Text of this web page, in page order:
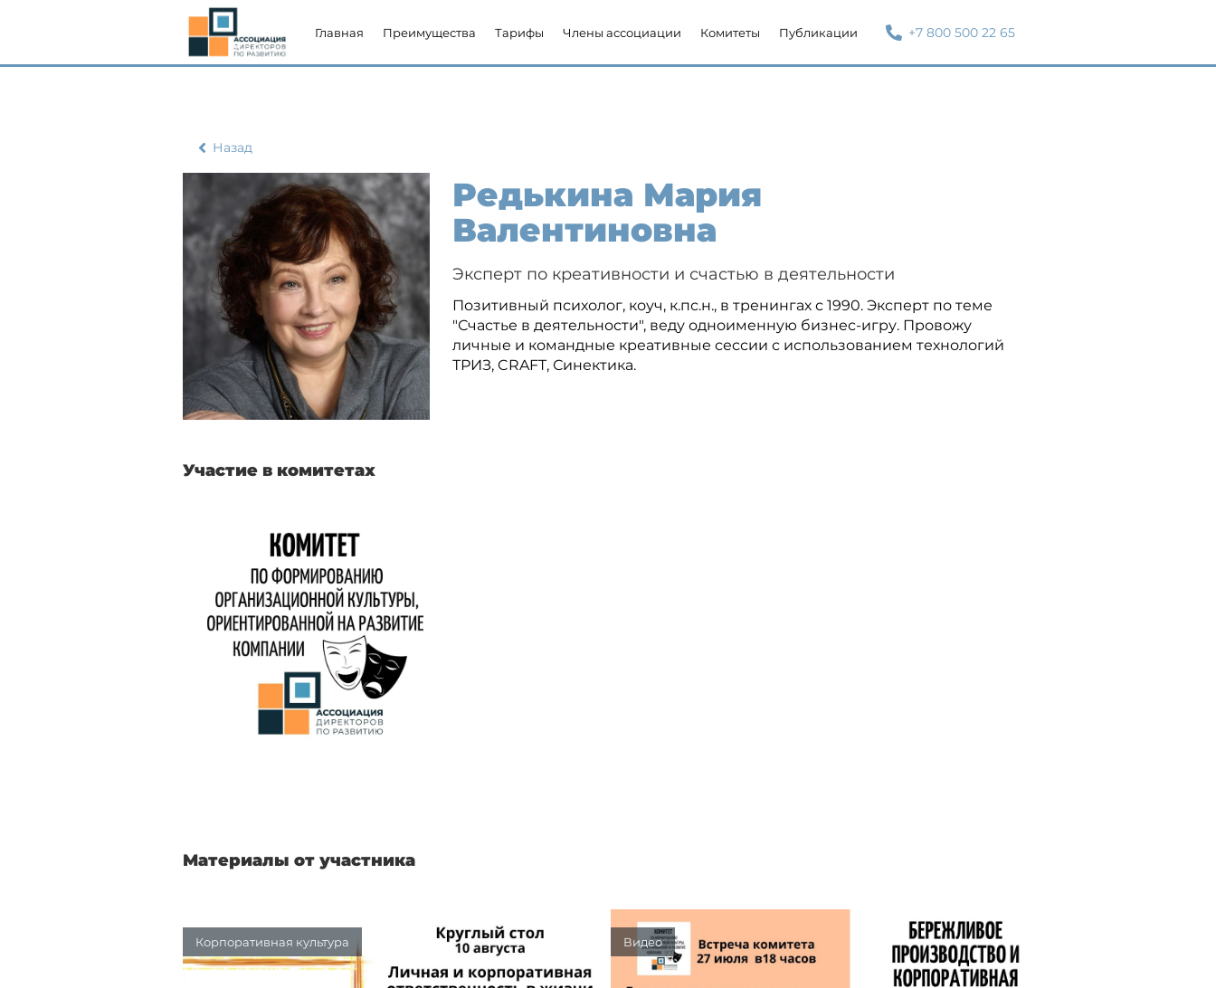
Главная Преимущества Тарифы Члены ассоциации Комитеты Публикации +7 800 500 22 65
Назад
Редькина Мария
Валентиновна
Эксперт по креативности и счастью в деятельности
Позитивный психолог, коуч, к.пс.н., в тренингах с 1990. Эксперт по теме
"Счастье в деятельности", веду одноименную бизнес-игру. Провожу
личные и командные креативные сессии с использованием технологий
ТРИЗ, CRAFT, Синектика.
Участие в комитетах
Материалы от участника
Корпоративная культура Видео